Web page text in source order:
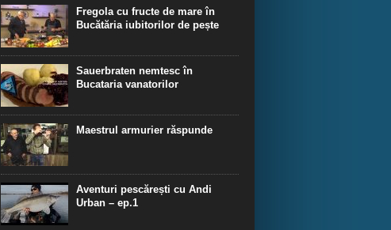
extraordinare de scufundare cu rechini.
Fregola cu fructe de mare în
Bucătăria iubitorilor de pește
Sauerbraten nemtesc în
Bucataria vanatorilor
Maestrul armurier răspunde
Aventuri pescărești cu Andi
Urban – ep.1